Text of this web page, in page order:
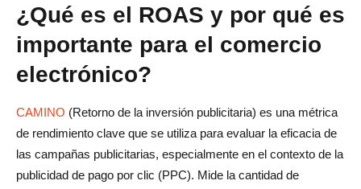
Preguntas frecuentes para maximizar el ROAS
¿Qué es el PPC en el comercio electrónico?
¿Qué es una estrategia de PPC?
¿El PPC es bueno para el comercio electrónico?
¿Qué es una estrategia de precios de PPC?
¿Qué es el ROAS y por qué es
importante para el comercio
electrónico?
CAMINO (Retorno de la inversión publicitaria) es una métrica
de rendimiento clave que se utiliza para evaluar la eficacia de
las campañas publicitarias, especialmente en el contexto de la
publicidad de pago por clic (PPC). Mide la cantidad de